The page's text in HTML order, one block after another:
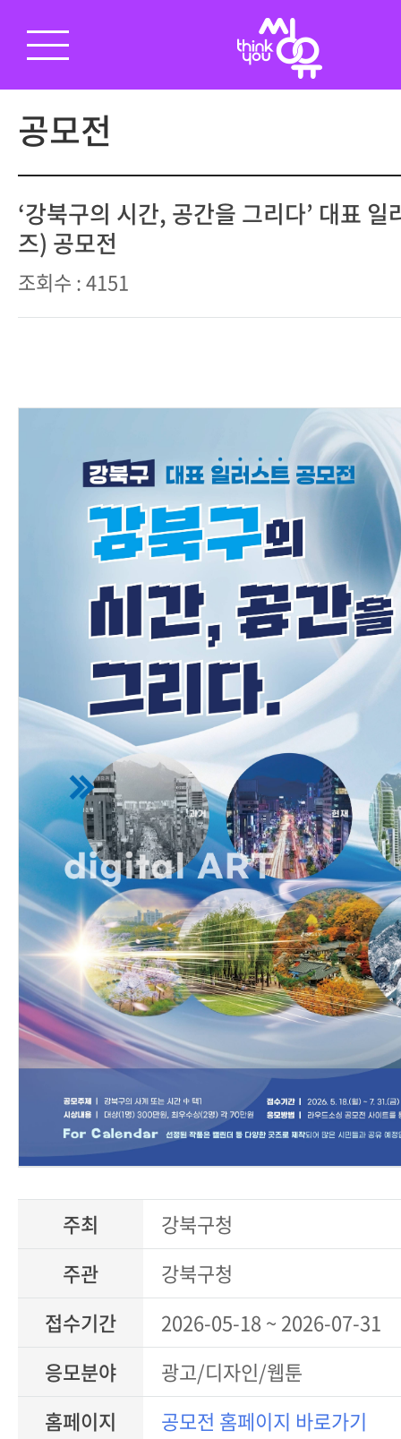
공모전
‘강북구의 시간, 공간을 그리다’ 대표
즈) 공모전
조회수 : 4151
주최
강북구청
주관
강북구청
접수기간
2026-05-18 ~ 2026-07-31
응모분야
광고/디자인/웹툰
홈페이지
공모전 홈페이지 바로가기